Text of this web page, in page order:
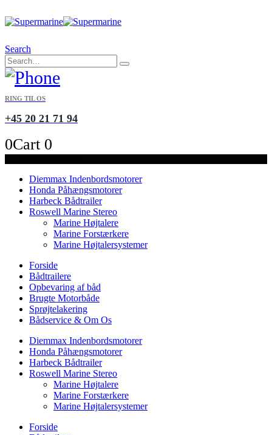
Search
RING TIL OS
+45 20 21 71 94
0Cart 0
Diemmax Indenbordsmotorer
Honda Påhængsmotorer
Harbeck Bådtrailer
Roswell Marine Stereo
Marine Højtalere
Marine Forstærkere
Marine Højtalersystemer
Forside
Bådtrailere
Opbevaring af båd
Brugte Motorbåde
Sprøjtelakering
Bådservice & Om Os
Diemmax Indenbordsmotorer
Honda Påhængsmotorer
Harbeck Bådtrailer
Roswell Marine Stereo
Marine Højtalere
Marine Forstærkere
Marine Højtalersystemer
Forside